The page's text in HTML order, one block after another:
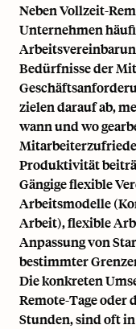
Neben Vollzeit-
Unternehmen
Bedürfnisse der
zielen darauf ab,
wann und wo
Produktivität
Gängige flexible
Arbeitsmodelle
Arbeit), flexible
Anpassung von
bestimmter
Die konkreten
Remote-Tage
Stunden, sind oft